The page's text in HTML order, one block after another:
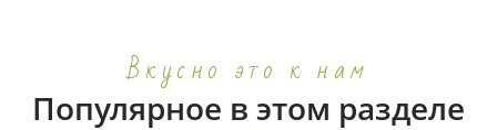
Вкусно это к нам
Популярное в этом разделе